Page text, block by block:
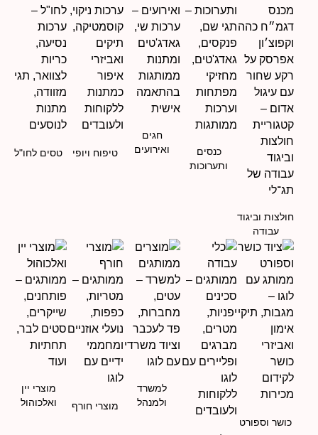
חולצות וביגוד
עבודה
כנסים
ותערוכות
חגים
ואירועים
טיפוח ויופי טסים לחו"ל
כושר וספורט
למשרד
ולמנהל
מוצרי חורף
מוצרי יין
ואלכוהול